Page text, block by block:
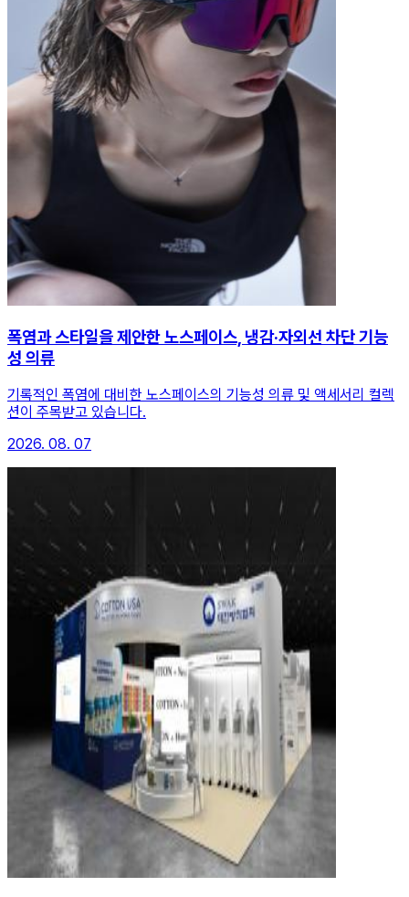
폭염과 스타일을 제안한 노스페이스, 냉감·자외선 차단 기능
성 의류
기록적인 폭염에 대비한 노스페이스의 기능성 의류 및 액세서리 컬렉
션이 주목받고 있습니다.
2026. 08. 07